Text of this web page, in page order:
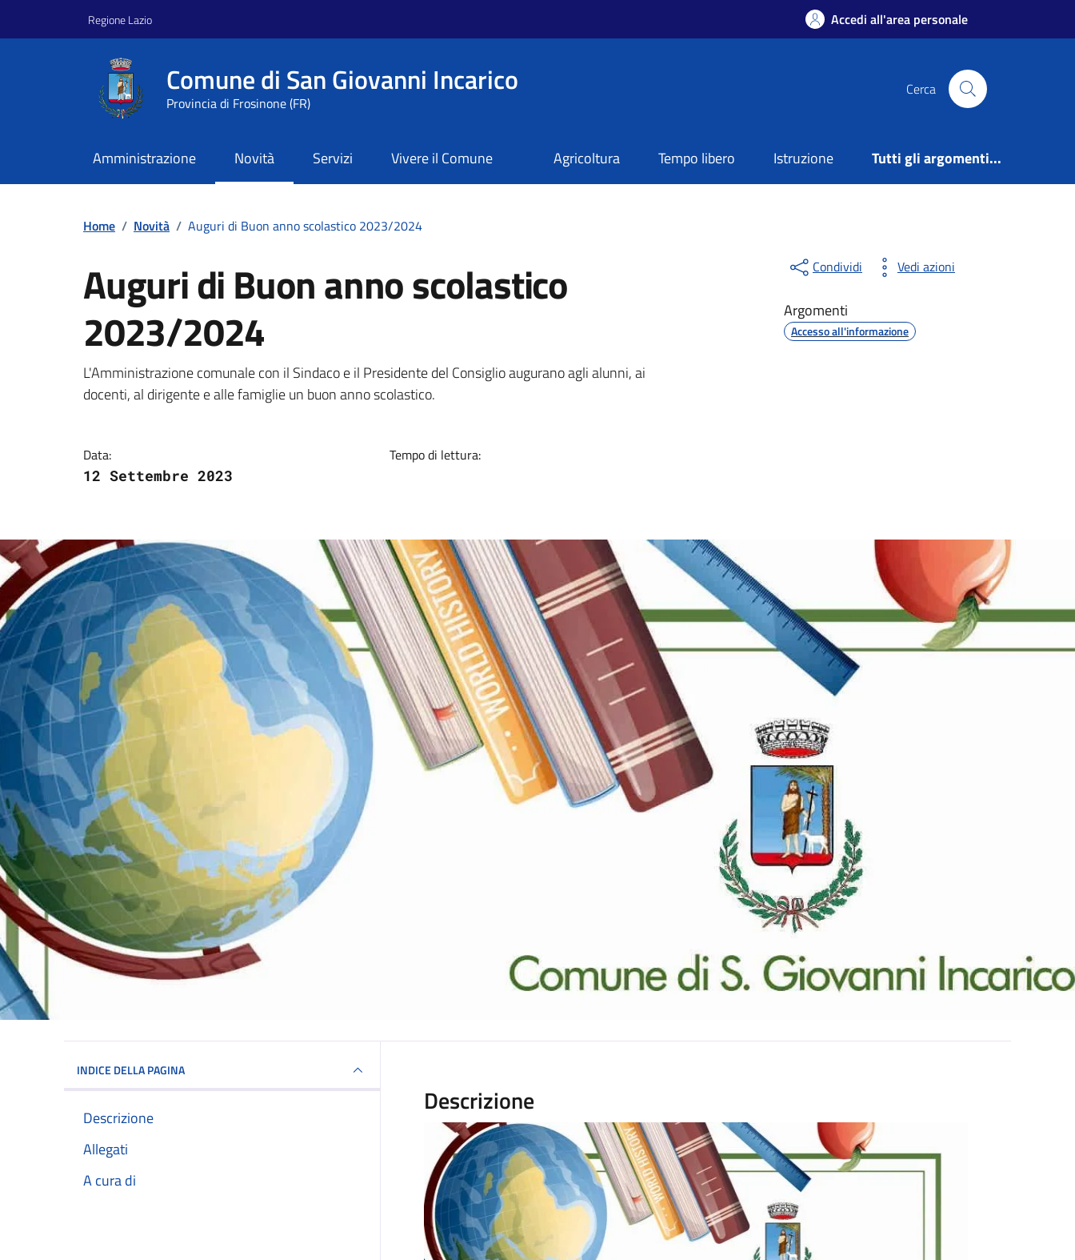
Regione Lazio Accedi all'area personale
Comune di San Giovanni Incarico
Provincia di Frosinone (FR)
Cerca
Amministrazione Novità Servizi Vivere il Comune Agricoltura Tempo libero Istruzione Tutti gli argomenti...
Home / Novità / Auguri di Buon anno scolastico 2023/2024
Auguri di Buon anno scolastico
2023/2024
Dettagli della notizia
L'Amministrazione comunale con il Sindaco e il Presidente del Consiglio augurano agli alunni, ai
docenti, al dirigente e alle famiglie un buon anno scolastico.
Data:
12 Settembre 2023
Tempo di lettura:
Condividi Vedi azioni
Argomenti
Accesso all'informazione
INDICE DELLA PAGINA
Descrizione
Allegati
A cura di
Descrizione